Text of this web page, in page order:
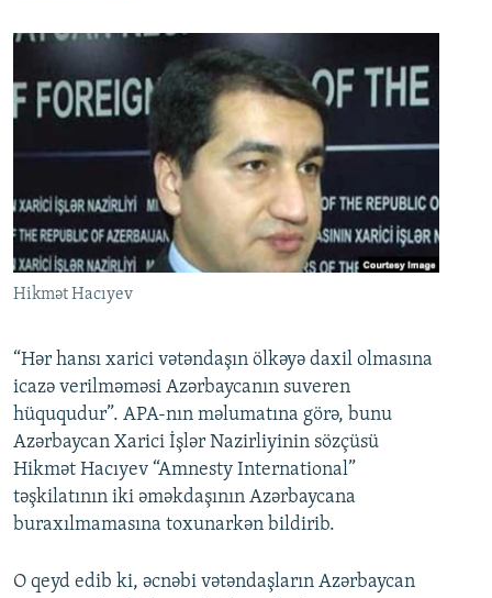
ARAŞDIRMA
MULTIMEDIA
VIDEO
FOTOQALEREYA
İNFOQRAFIKA
KARIKATURA
RADIO ARXIV
OXU ZALI
AZƏRBAYCAN ƏDƏBIYYATI KITABXANASI
İSLAM VƏ DEMOKRATIYA
HAQQIMIZDA
MISSIYAMIZ
PEŞƏ ETIKASI VƏ JURNALISTIKA STANDARTLARIMIZ
BIZIMLƏ ƏLAQƏ
XƏBƏR BÜLLETENLƏRIMIZ
BIZI IZLƏ
Hikmət Hacıyev
“Hər hansı xarici vətəndaşın ölkəyə daxil olmasına
icazə verilməməsi Azərbaycanın suveren
hüququdur”. APA-nın məlumatına görə, bunu
Azərbaycan Xarici İşlər Nazirliyinin sözçüsü
Hikmət Hacıyev “Amnesty International”
təşkilatının iki əməkdaşının Azərbaycana
buraxılmamasına toxunarkən bildirib.
O qeyd edib ki, əcnəbi vətəndaşların Azərbaycan